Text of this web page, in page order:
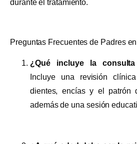
durante el tratamiento.
Preguntas Frecuentes de Padres
¿Qué incluye la
Incluye una revisión
dientes, encías y el patrón
además de una sesión